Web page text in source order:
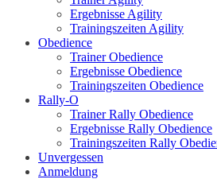
Ergebnisse Agility
Trainingszeiten Agility
Obedience
Trainer Obedience
Ergebnisse Obedience
Trainingszeiten Obedience
Rally-O
Trainer Rally Obedience
Ergebnisse Rally Obedience
Trainingszeiten Rally
Unvergessen
Anmeldung